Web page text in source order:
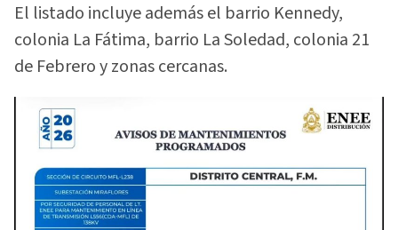
El listado incluye además el barrio Kennedy,
colonia La Fátima, barrio La Soledad, colonia 21
de Febrero y zonas cercanas.